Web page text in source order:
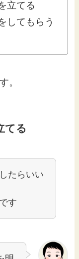
立てる
してもらう
。
てる
たらいい
す